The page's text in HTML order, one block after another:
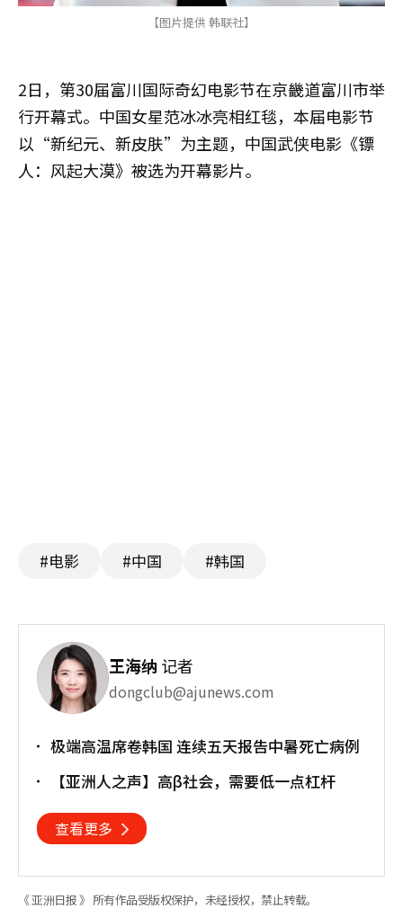
【图片提供 韩联社】
2日，第30届富川国际奇幻电影节在京畿道富川市举
行开幕式。中国女星范冰冰亮相红毯，本届电影节
以“新纪元、新皮肤”为主题，中国武侠电影《镖
人：风起大漠》被选为开幕影片。
#电影 #中国 #韩国
王海纳 记者
dongclub@ajunews.com
极端高温席卷韩国 连续五天报告中暑死亡病例
【亚洲人之声】高β社会，需要低一点杠杆
查看更多
《 亚洲日报 》 所有作品受版权保护，未经授权，禁止转载。